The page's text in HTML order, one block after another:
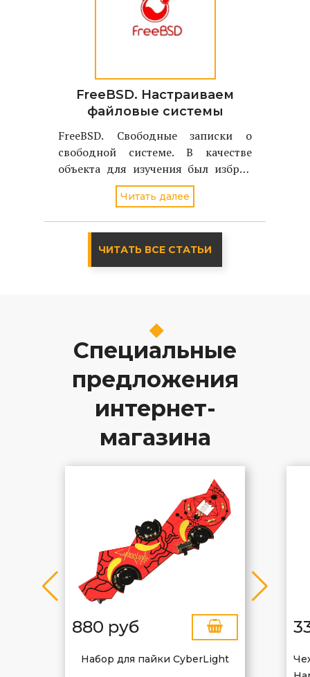
FreeBSD. Настраиваем
файловые системы
FreeBSD. Свободные записки о
свободной системе. В качестве
объекта для изучения был избран
однодисковый вариант FreeBSD
стабильной версии - 4.2
Читать далее
ЧИТАТЬ ВСЕ СТАТЬИ
Специальные
предложения
интернет-
магазина
880 руб
Набор для пайки CyberLight